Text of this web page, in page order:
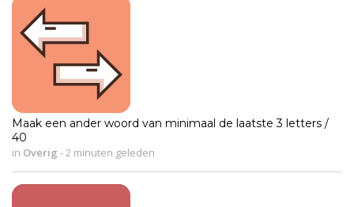
Maak een ander woord van minimaal de laatste 3 letters /
40
in Overig - 2 minuten geleden